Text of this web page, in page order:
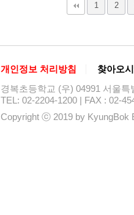
1 2
개인정보 처리방침 찾아오
경복초등학교 (우) 04991 서울
TEL: 02-2204-1200 | FAX : 02-
Copyright ⓒ 2019 by KyungBok